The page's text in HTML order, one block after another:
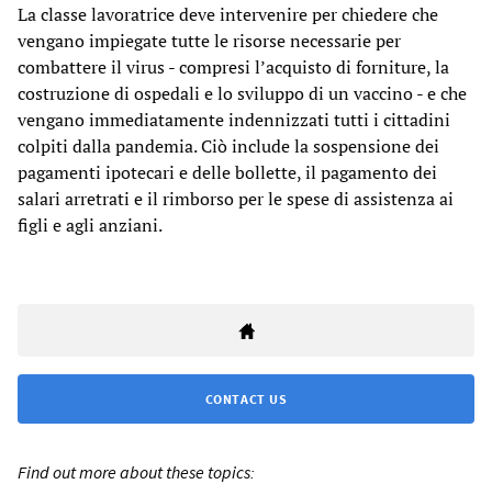
La classe lavoratrice deve intervenire per chiedere che
vengano impiegate tutte le risorse necessarie per
combattere il virus - compresi l’acquisto di forniture, la
costruzione di ospedali e lo sviluppo di un vaccino - e che
vengano immediatamente indennizzati tutti i cittadini
colpiti dalla pandemia. Ciò include la sospensione dei
pagamenti ipotecari e delle bollette, il pagamento dei
salari arretrati e il rimborso per le spese di assistenza ai
figli e agli anziani.
CONTACT US
Find out more about these topics: